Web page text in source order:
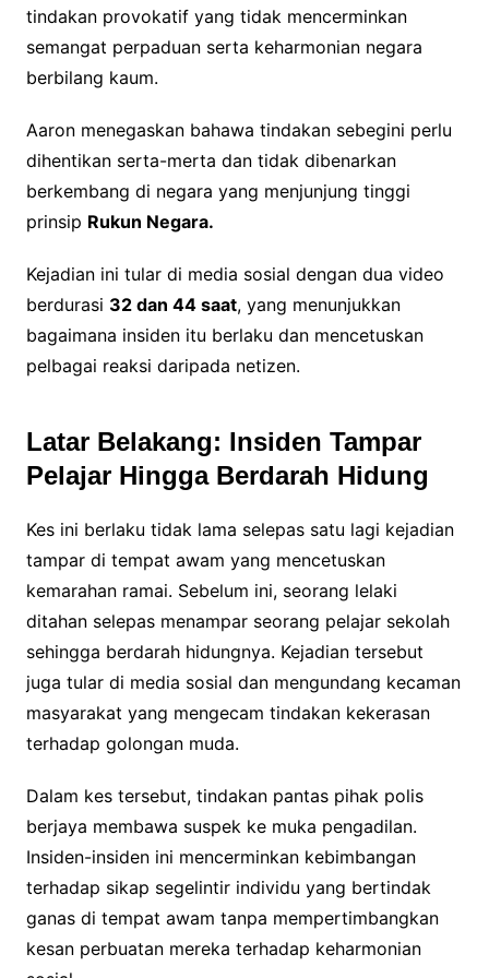
tindakan provokatif yang tidak mencerminkan
semangat perpaduan serta keharmonian negara
berbilang kaum.
Aaron menegaskan bahawa tindakan sebegini perlu
dihentikan serta-merta dan tidak dibenarkan
berkembang di negara yang menjunjung tinggi
prinsip Rukun Negara.
Kejadian ini tular di media sosial dengan dua video
berdurasi 32 dan 44 saat, yang menunjukkan
bagaimana insiden itu berlaku dan mencetuskan
pelbagai reaksi daripada netizen.
Latar Belakang: Insiden Tampar
Pelajar Hingga Berdarah Hidung
Kes ini berlaku tidak lama selepas satu lagi kejadian
tampar di tempat awam yang mencetuskan
kemarahan ramai. Sebelum ini, seorang lelaki
ditahan selepas menampar seorang pelajar sekolah
sehingga berdarah hidungnya. Kejadian tersebut
juga tular di media sosial dan mengundang kecaman
masyarakat yang mengecam tindakan kekerasan
terhadap golongan muda.
Dalam kes tersebut, tindakan pantas pihak polis
berjaya membawa suspek ke muka pengadilan.
Insiden-insiden ini mencerminkan kebimbangan
terhadap sikap segelintir individu yang bertindak
ganas di tempat awam tanpa mempertimbangkan
kesan perbuatan mereka terhadap keharmonian